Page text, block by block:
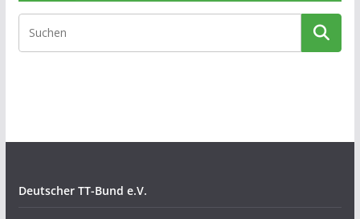
Deutscher TT-Bund e.V.